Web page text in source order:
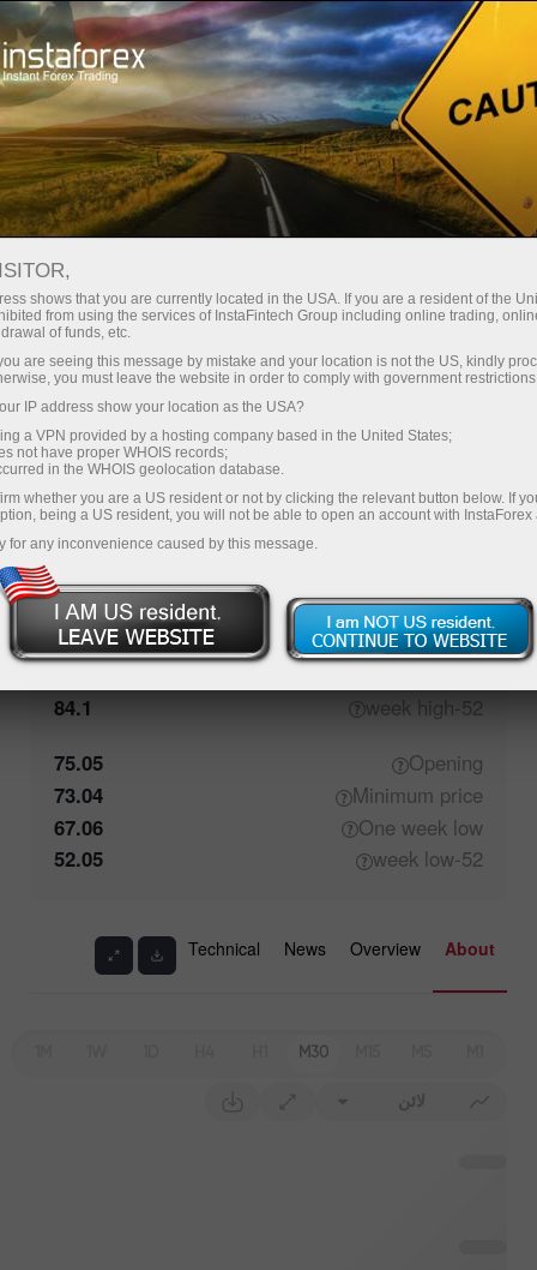
تاجروں کے لیے تجارتی شرائط تجارتی آلات #CMC
CMC
75.86
(
%)
07 Aug 2026 19:59
Buy
Sell
74.57
50%
Traders' feedback
50%
Closing
75.05
Maximumprice
74.89
52-week
high
84.1
Opening
75.05
Minimum price
73.04
One week low
67.06
52-week
low
52.05
About
Overview
News
Technical
M30
لائن
shows that you are currently located in the USA. If you are a resident of the
from using the services of InstaFintech Group including online trading,
of funds, etc.
are seeing this message by mistake and your location is not the US, kindly
you must leave the website in order to comply with government
IP address show your location as the USA?
a VPN provided by a hosting company based in the United States;
not have proper WHOIS records;
in the WHOIS geolocation database.
whether you are a US resident or not by clicking the relevant button below. If
being a US resident, you will not be able to open an account with InstaForex
for any inconvenience caused by this message.